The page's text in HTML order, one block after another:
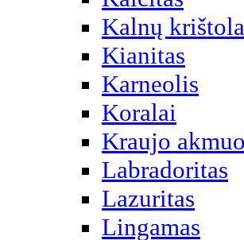
Kalnų
Kianitas
Karneolis
Koralai
Kraujo akmuo
Labradoritas
Lazuritas
Lingamas